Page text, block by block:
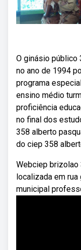
O ginásio público
no ano de 1994
programa
ensino médio
proficiência
no final dos
358 alberto
do ciep 358
Webciep
localizada em
municipal